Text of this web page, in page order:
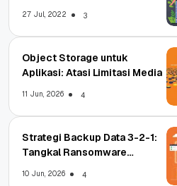
27 Jul, 2022 3
Object Storage untuk
Aplikasi: Atasi Limitasi Media
11 Jun, 2026 4
Strategi Backup Data 3-2-1:
Tangkal Ransomware
10 Jun, 2026 4